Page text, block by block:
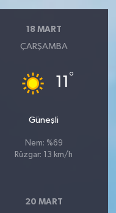
18 MART
ÇARŞAMBA
11 °
Güneşli
Nem: %69
Rüzgar: 13 km/h
20 MART